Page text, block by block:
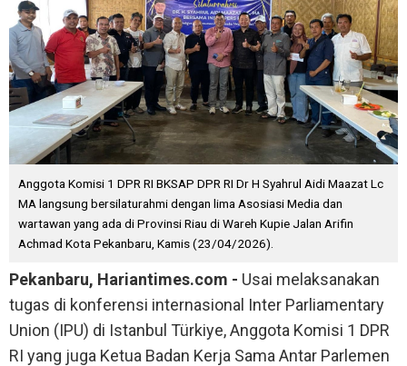
Anggota Komisi 1 DPR RI BKSAP DPR RI Dr H Syahrul Aidi Maazat Lc
MA langsung bersilaturahmi dengan lima Asosiasi Media dan
wartawan yang ada di Provinsi Riau di Wareh Kupie Jalan Arifin
Achmad Kota Pekanbaru, Kamis (23/04/2026).
Pekanbaru, Hariantimes.com - Usai melaksanakan
tugas di konferensi internasional Inter Parliamentary
Union (IPU) di Istanbul Türkiye, Anggota Komisi 1 DPR
RI yang juga Ketua Badan Kerja Sama Antar Parlemen